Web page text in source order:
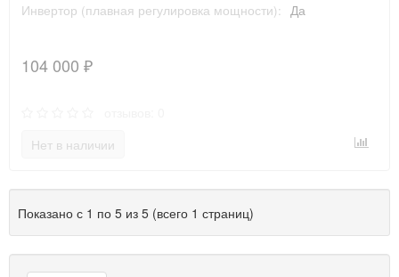
Инвертор (плавная регулировка мощности):
Да
104 000 ₽
Нет в наличии
Показано с 1 по 5 из 5 (всего 1 страниц)